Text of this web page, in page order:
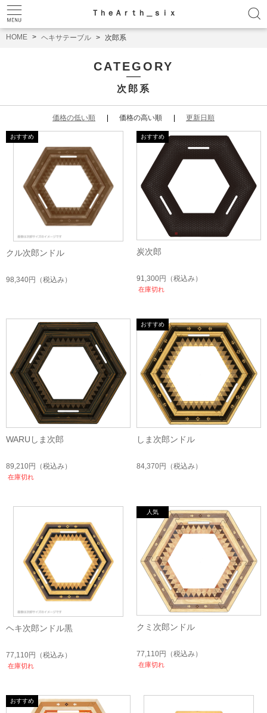
ＴｈｅＡｒｔｈ＿ｓｉｘ
HOME ヘキサテーブル 次郎系
CATEGORY
次郎系
価格の低い順 価格の高い順 更新日順
クル次郎ンドル
98,340円 （税込み）
炭次郎
91,300円 （税込み）
在庫切れ
WARUしま次郎
89,210円 （税込み）
在庫切れ
しま次郎ンドル
84,370円 （税込み）
ヘキ次郎ンドル黒
77,110円 （税込み）
在庫切れ
クミ次郎ンドル
77,110円 （税込み）
在庫切れ